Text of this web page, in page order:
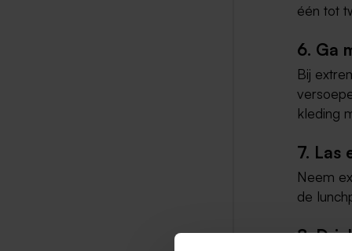
één tot
6. Ga
Bij
kleding
7. Las
Neem
de
8.